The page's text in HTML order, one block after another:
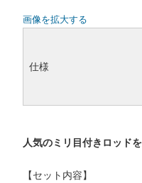
画像を拡大する
仕様
人気のミリ目付きロッド
【セット内容】